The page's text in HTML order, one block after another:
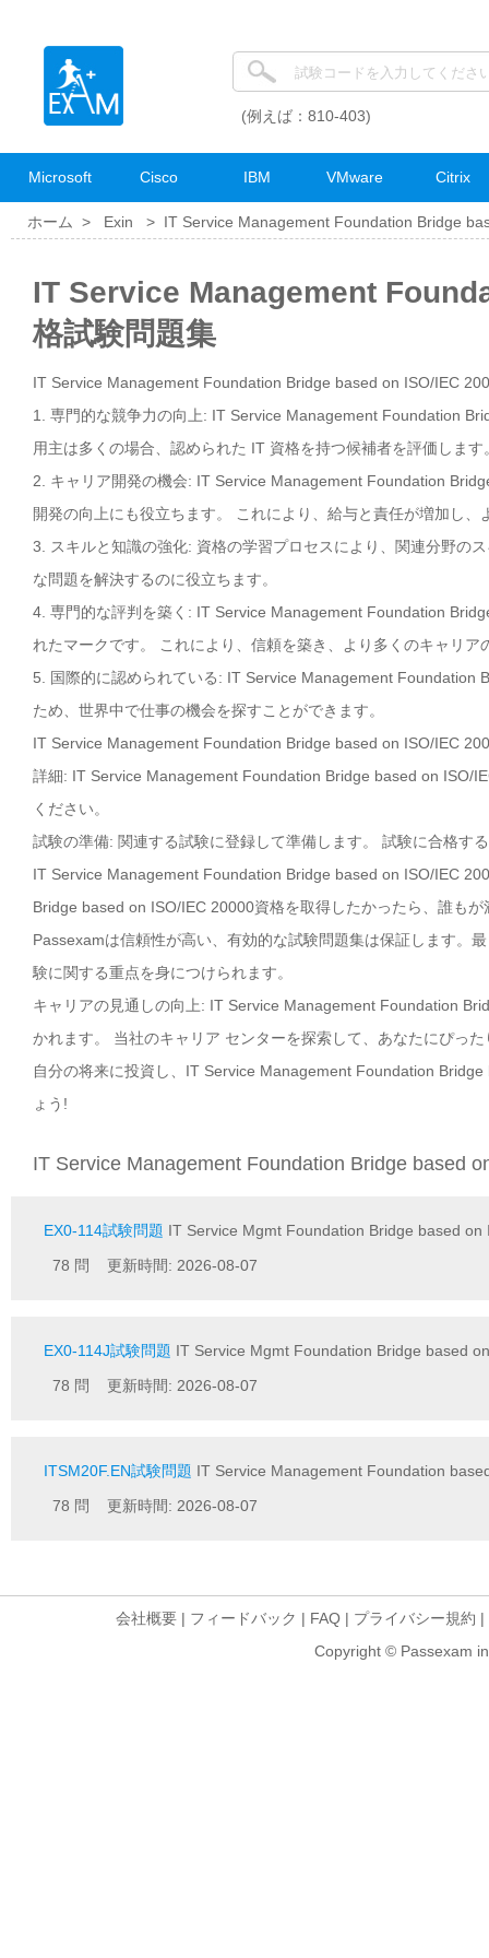
(例えば：810-403)
Microsoft Cisco IBM VMware Citrix
ホーム > Exin > IT Service Management Foundation Bridge
IT Service Management
格試験問題集
IT Service Management Foundation Bridge based on ISO/IEC
1. 専門的な競争力の向上: IT Service Management Foundation
用主は多くの場合、認められた IT 資格を持つ候補者を評価しま
2. キャリア開発の機会: IT Service Management Foundation
開発の向上にも役立ちます。 これにより、給与と責任が増加し
3. スキルと知識の強化: 資格の学習プロセスにより、関連分野の
な問題を解決するのに役立ちます。
4. 専門的な評判を築く: IT Service Management Foundation
れたマークです。 これにより、信頼を築き、より多くのキャリア
5. 国際的に認められている: IT Service Management Foundation
ため、世界中で仕事の機会を探すことができます。
IT Service Management Foundation Bridge based on ISO/IEC
詳細: IT Service Management Foundation Bridge based on ISO/
ください。
試験の準備: 関連する試験に登録して準備します。 試験に合格す
IT Service Management Foundation Bridge based on ISO/IEC
Bridge based on ISO/IEC 20000資格を取得したかったら、誰も
Passexamは信頼性が高い、有効的な試験問題集は保証します
験に関する重点を身につけられます。
キャリアの見通しの向上: IT Service Management Foundation
かれます。 当社のキャリア センターを探索して、あなたにぴっ
自分の将来に投資し、IT Service Management Foundation
ょう!
IT Service Management Foundation Bridge based
EX0-114試験問題 IT Service Mgmt Foundation Bridge based on
78 問 更新時間: 2026-08-07
EX0-114J試験問題 IT Service Mgmt Foundation Bridge based
78 問 更新時間: 2026-08-07
ITSM20F.EN試験問題 IT Service Management Foundation
78 問 更新時間: 2026-08-07
会社概要 | フィードバック | FAQ | プライバシー規約 |
Copyright © Passexam